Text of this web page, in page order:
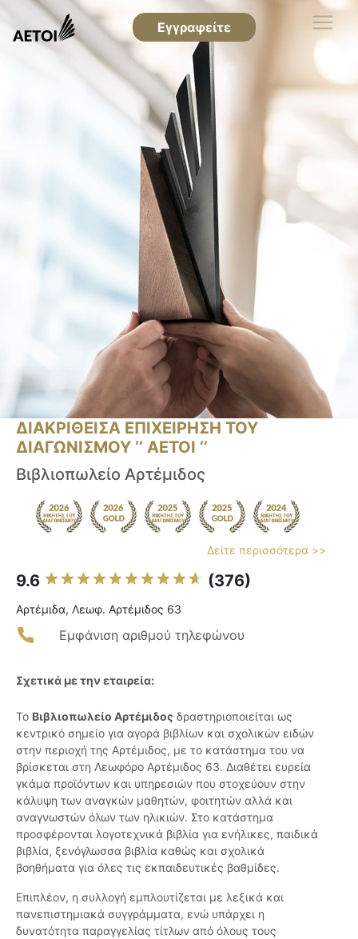
Εγγραφείτε
ΔΙΑΚΡΙΘΕΙΣΑ ΕΠΙΧΕΙΡΗΣΗ ΤΟΥ
ΔΙΑΓΩΝΙΣΜΟΥ ‘’ ΑΕΤΟΙ ‘’
Βιβλιοπωλείο Αρτέμιδος
Δείτε περισσότερα >>
9.6 (376)
Αρτέμιδα, Λεωφ. Αρτέμιδος 63
Εμφάνιση αριθμού τηλεφώνου
Σχετικά με την εταιρεία:
Το Βιβλιοπωλείο Αρτέμιδος δραστηριοποιείται ως
κεντρικό σημείο για αγορά βιβλίων και σχολικών ειδών
στην περιοχή της Αρτέμιδος, με το κατάστημα του να
βρίσκεται στη Λεωφόρο Αρτέμιδος 63. Διαθέτει ευρεία
γκάμα προϊόντων και υπηρεσιών που στοχεύουν στην
κάλυψη των αναγκών μαθητών, φοιτητών αλλά και
αναγνωστών όλων των ηλικιών. Στο κατάστημα
προσφέρονται λογοτεχνικά βιβλία για ενήλικες, παιδικά
βιβλία, ξενόγλωσσα βιβλία καθώς και σχολικά
βοηθήματα για όλες τις εκπαιδευτικές βαθμίδες.
Επιπλέον, η συλλογή εμπλουτίζεται με λεξικά και
πανεπιστημιακά συγγράμματα, ενώ υπάρχει η
δυνατότητα παραγγελίας τίτλων από όλους τους